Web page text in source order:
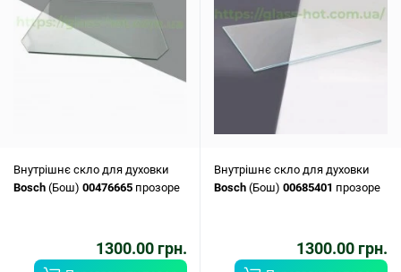
Внутрішнє скло для духовки
Bosch (Бош) 00476665 прозоре
1300.00 грн.
Внутрішнє скло для духовки
Bosch (Бош) 00685401 прозоре
1300.00 грн.